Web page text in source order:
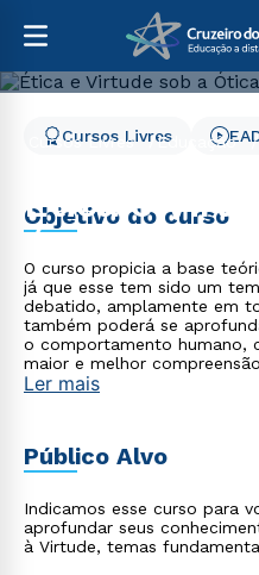
Cursos Livres
Educação
Ética e
Ótica de
Cursos Livres
Objetivo do curso
O curso propicia a base
já que esse tem sido um
debatido, amplamente em
também poderá se
o comportamento humano,
maior e melhor
vivemos. Ao final do curso,
Ler mais
Público Alvo
Indicamos esse curso para
aprofundar seus
à Virtude, temas